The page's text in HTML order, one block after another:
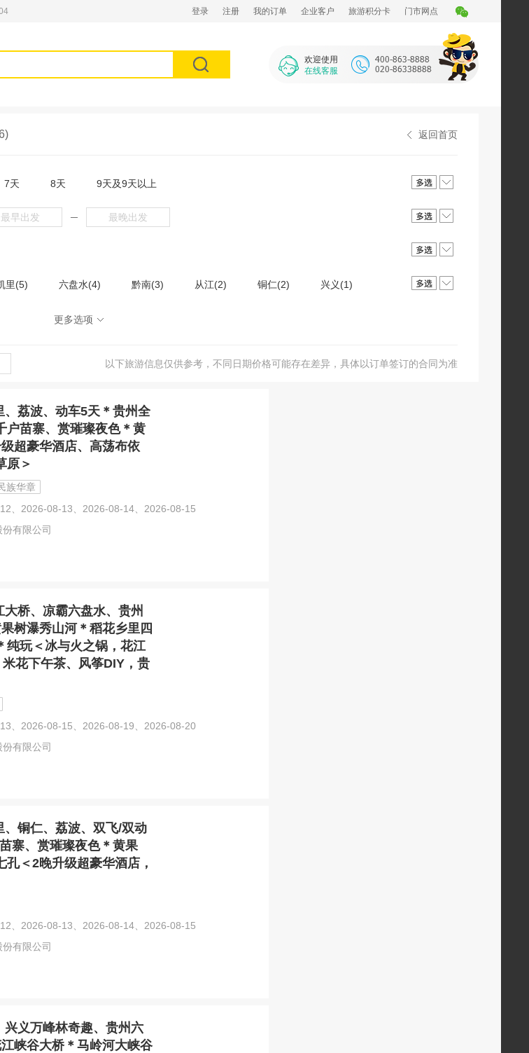
登录 注册 我的订单 企业客户 旅游积分卡 门市网点
欢迎使用
在线客服
返回首页
7天 8天 9天及9天以上
─
里(5) 六盘水(4) 黔南(3) 从江(2) 铜仁(2) 兴义(1)
更多选项
以下旅游信息仅供参考，不同日期价格可能存在差异，具体以订单签订的合同为准
、荔波、动车5天＊贵州全
户苗寨、赏璀璨夜色＊黄
超豪华酒店、高荡布依
原＞
族华章
、2026-08-13、2026-08-14、2026-08-15
有限公司
大桥、凉霸六盘水、贵州
树瀑秀山河＊稻花乡里四
纯玩＜冰与火之锅，花江
花下午茶、风筝DIY，贵
、2026-08-15、2026-08-19、2026-08-20
有限公司
、铜仁、荔波、双飞/双动
寨、赏璀璨夜色＊黄果
＜2晚升级超豪华酒店，
、2026-08-13、2026-08-14、2026-08-15
有限公司
兴义万峰林奇趣、贵州六
峡谷大桥＊马岭河大峡谷